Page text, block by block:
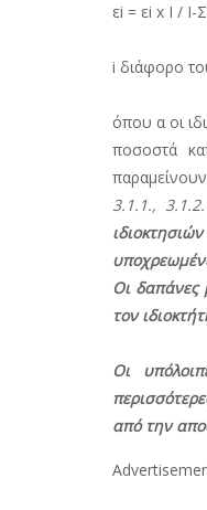
εi = εi x Ι / Ι-
i διάφορο
όπου α οι
ποσοστά
3.1.1.,
Οι δαπάνες
τον
Οι
από την